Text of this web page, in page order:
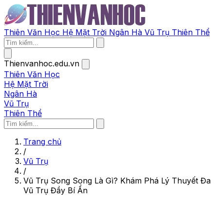
Thiên Văn Học Hệ Mặt Trời Ngân Hà Vũ Trụ Thiên Thể
Thienvanhoc.edu.vn
Thiên Văn Học
Hệ Mặt Trời
Ngân Hà
Vũ Trụ
Thiên Thể
Trang chủ
/
Vũ Trụ
/
Vũ Trụ Song Song Là Gì? Khám Phá Lý Thuyết Đa
Vũ Trụ Đầy Bí Ẩn